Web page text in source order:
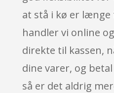
at stå i kø er længe
handler vi online
direkte til kassen,
dine varer, og
så er det aldrig